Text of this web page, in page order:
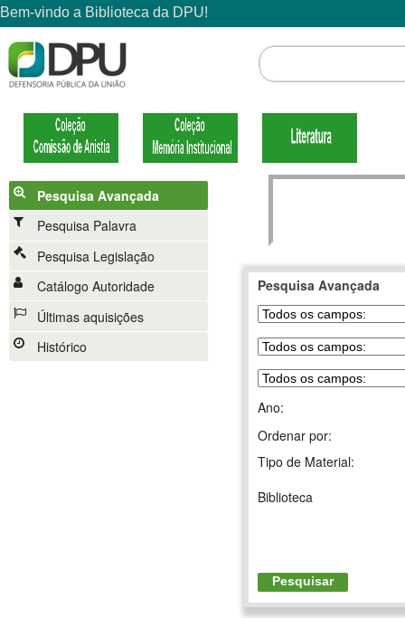
Pesquisa Avançada
Pesquisa Palavra
Pesquisa Legislação
Catálogo Autoridade
Últimas aquisições
Histórico
Pesquisa Avançada
Ano:
Ordenar por:
Tipo de Material:
Biblioteca
Pesquisar